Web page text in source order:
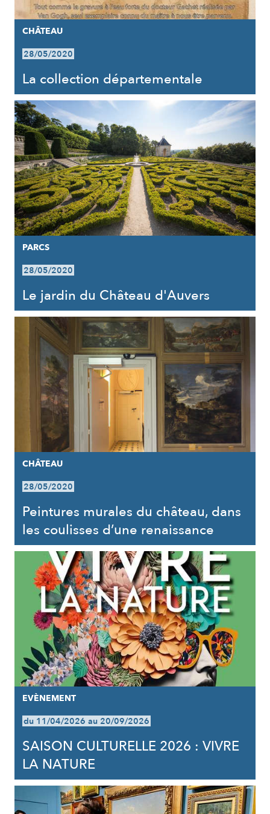
CHÂTEAU
28/05/2020
La collection départementale
PARCS
28/05/2020
Le jardin du Château d'Auvers
CHÂTEAU
28/05/2020
Peintures murales du château, dans
les coulisses d’une renaissance
EVÈNEMENT
du 11/04/2026 au 20/09/2026
SAISON CULTURELLE 2026 : VIVRE
LA NATURE